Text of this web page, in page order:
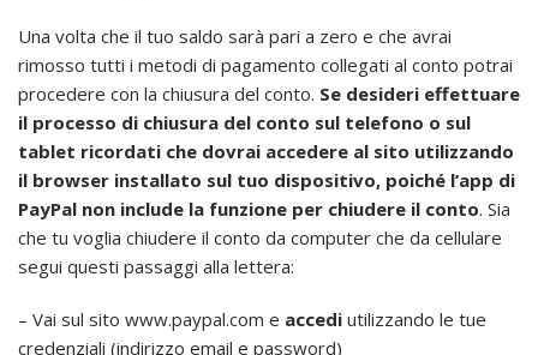
Una volta che il tuo saldo sarà pari a zero e che avrai
rimosso tutti i metodi di pagamento collegati al conto potrai
procedere con la chiusura del conto. Se desideri effettuare
il processo di chiusura del conto sul telefono o sul
tablet ricordati che dovrai accedere al sito utilizzando
il browser installato sul tuo dispositivo, poiché l’app di
PayPal non include la funzione per chiudere il conto. Sia
che tu voglia chiudere il conto da computer che da cellulare
segui questi passaggi alla lettera:
– Vai sul sito www.paypal.com e accedi utilizzando le tue
credenziali (indirizzo email e password)